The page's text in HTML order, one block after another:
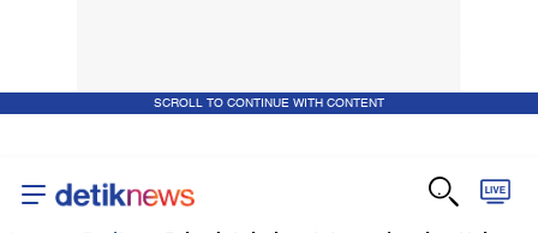
SCROLL TO CONTINUE WITH CONTENT